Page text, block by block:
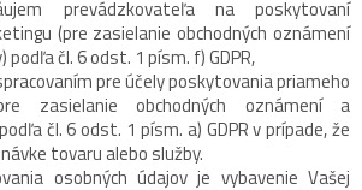
prevádzkovateľa na poskytovaní
(pre zasielanie obchodných oznámení
čl. 6 odst. 1 písm. f) GDPR,
pre účely poskytovania priameho
zasielanie obchodných oznámení a
čl. 6 odst. 1 písm. a) GDPR v prípade, že
tovaru alebo služby.
osobných údajov je vybavenie Vašej